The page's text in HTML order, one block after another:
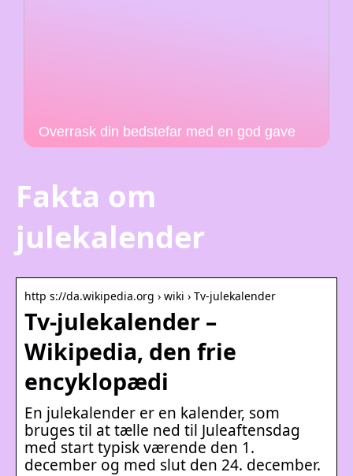
Overrask din bedstefar med en god gave
Fakta om
julekalender
http s://da.wikipedia.org › wiki › Tv-julekalender
Tv-julekalender –
Wikipedia, den frie
encyklopædi
En julekalender er en kalender, som
bruges til at tælle ned til Juleaftensdag
med start typisk værende den 1.
december og med slut den 24. december.